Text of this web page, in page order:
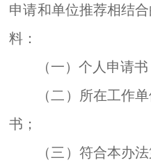
申请和单位推荐相结
料：
（一）个人申请书
（二）所在工作
书；
（三）符合本办